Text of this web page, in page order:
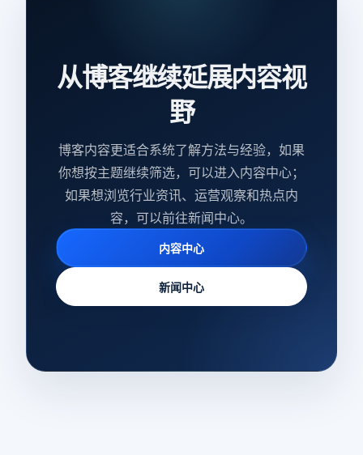
从博客继续延展内容视
野
博客内容更适合系统了解方法与经验，如果
你想按主题继续筛选，可以进入内容中心；
如果想浏览行业资讯、运营观察和热点内
容，可以前往新闻中心。
内容中心
新闻中心